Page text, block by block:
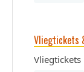
Vliegtickets